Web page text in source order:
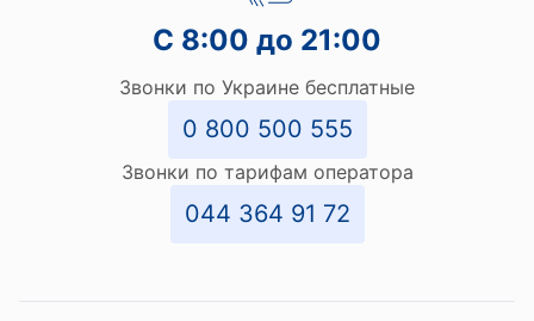
С 8:00 до 21:00
Звонки по Украине бесплатные
0 800 500 555
Звонки по тарифам оператора
044 364 91 72